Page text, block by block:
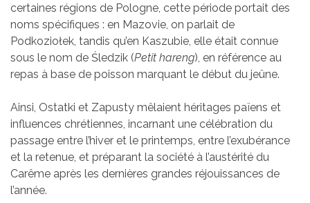
certaines régions de Pologne, cette période portait des
noms spécifiques : en Mazovie, on parlait de
Podkoziołek, tandis qu’en Kaszubie, elle était connue
sous le nom de Śledzik (Petit hareng), en référence au
repas à base de poisson marquant le début du jeûne.
Ainsi, Ostatki et Zapusty mêlaient héritages païens et
influences chrétiennes, incarnant une célébration du
passage entre l’hiver et le printemps, entre l’exubérance
et la retenue, et préparant la société à l’austérité du
Carême après les dernières grandes réjouissances de
l’année.